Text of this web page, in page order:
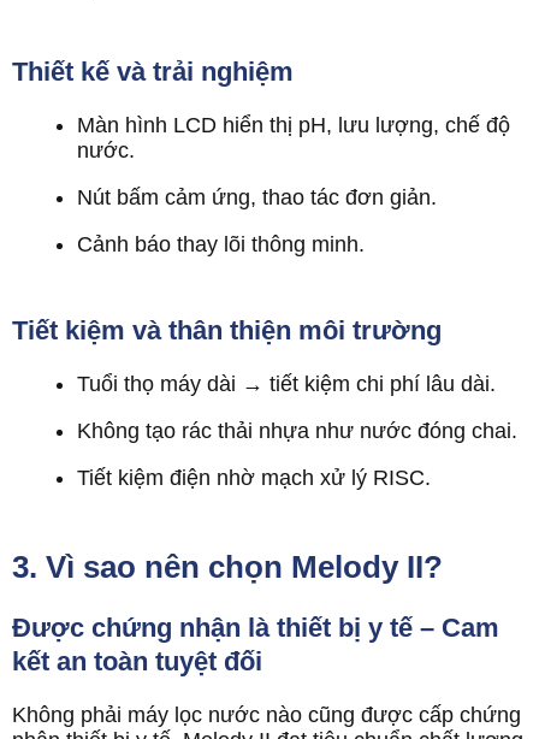
Thiết kế và trải nghiệm
Màn hình LCD hiển thị pH, lưu lượng, chế độ
nước.
Nút bấm cảm ứng, thao tác đơn giản.
Cảnh báo thay lõi thông minh.
Tiết kiệm và thân thiện môi trường
Tuổi thọ máy dài → tiết kiệm chi phí lâu dài.
Không tạo rác thải nhựa như nước đóng chai.
Tiết kiệm điện nhờ mạch xử lý RISC.
3. Vì sao nên chọn Melody II?
Được chứng nhận là thiết bị y tế – Cam
kết an toàn tuyệt đối
Không phải máy lọc nước nào cũng được cấp chứng